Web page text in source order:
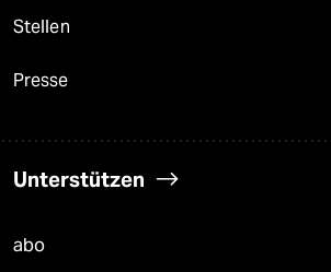
Stellen
Presse
Unterstützen
abo